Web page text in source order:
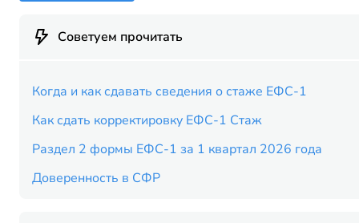
Советуем прочитать
Когда и как сдавать сведения о стаже ЕФС-1
Как сдать корректировку ЕФС-1 Стаж
Раздел 2 формы ЕФС-1 за 1 квартал 2026 года
Доверенность в СФР